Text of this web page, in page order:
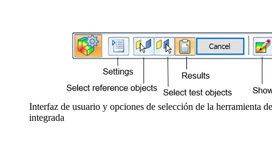
Interfaz de usuario y opciones de selección de la herramienta
integrada